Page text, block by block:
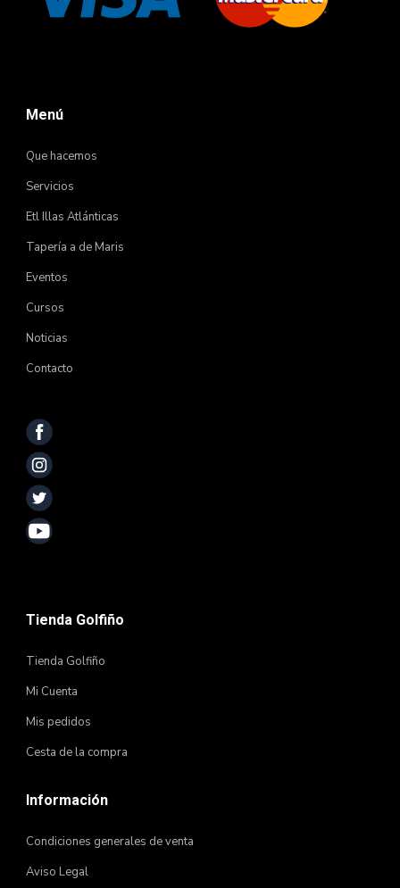
Menú
Que hacemos
Servicios
Etl Illas Atlánticas
Tapería a de Maris
Eventos
Cursos
Noticias
Contacto
Tienda Golfiño
Tienda Golfiño
Mi Cuenta
Mis pedidos
Cesta de la compra
Información
Condiciones generales de venta
Aviso Legal